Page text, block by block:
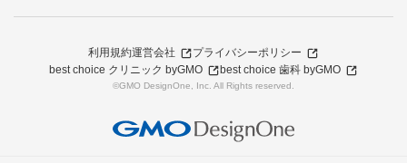
利用規約運営会社
プライバシーポリシー
best choice クリニック byGMO
best choice 歯科 byGMO
©GMO DesignOne, Inc. All Rights reserved.